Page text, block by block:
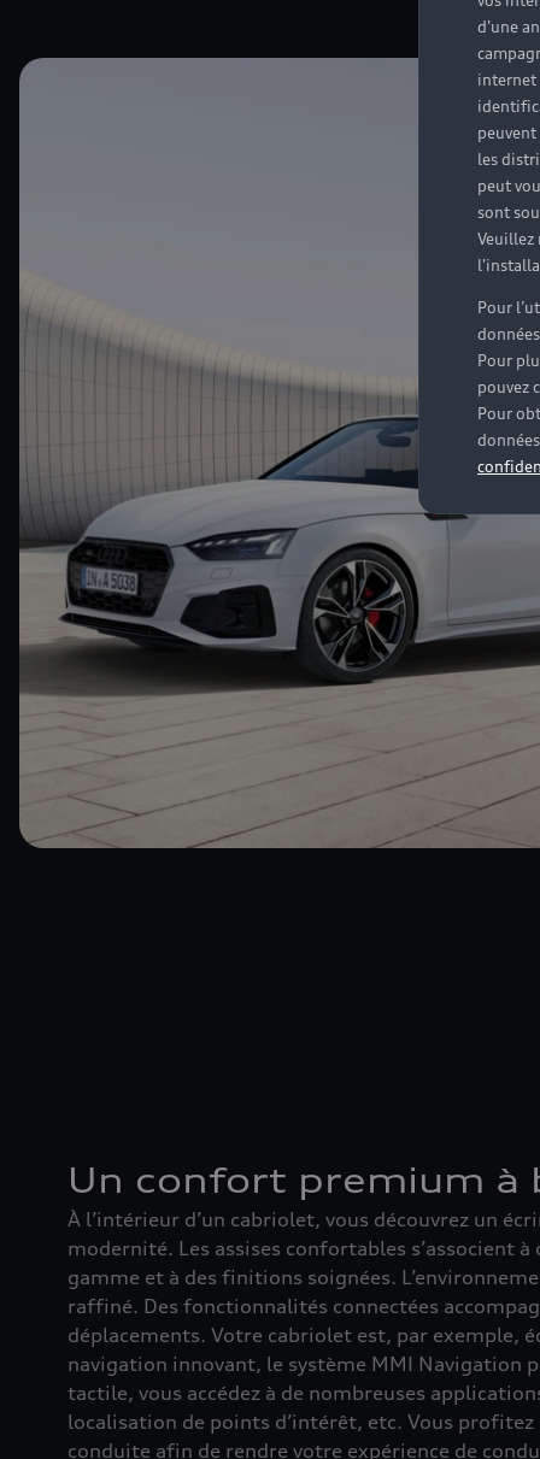
Un confort premium à
À l’intérieur d’un cabriolet, vous découvrez un
modernité. Les assises confortables s’associent
gamme et à des finitions soignées.
raffiné. Des fonctionnalités connectées
déplacements. Votre cabriolet est, par exemple,
navigation innovant, le système MMI Navigation
tactile, vous accédez à de nombreuses
localisation de points d’intérêt, etc. Vous profitez
conduite afin de rendre votre expérience de
d'une
internet
peuvent
les
peut
sont
Veuillez
Pour
Pour
pouvez
Pour